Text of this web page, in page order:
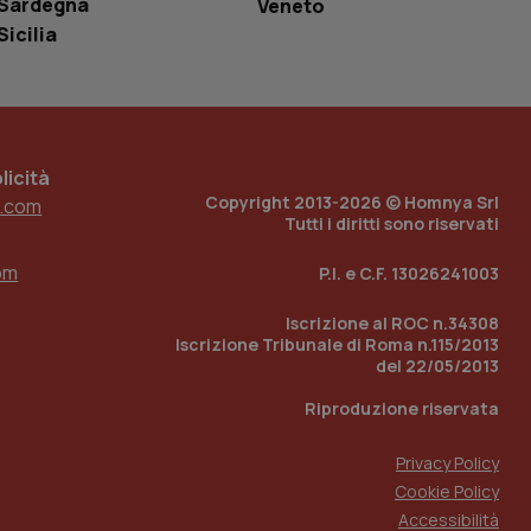
Veneto
Copyright 2013-2026 © Homnya Srl
Tutti i diritti sono riservati
P.I. e C.F. 13026241003
Iscrizione al ROC n.34308
Iscrizione Tribunale di Roma n.115/2013
del 22/05/2013
Riproduzione riservata
Privacy Policy
Cookie Policy
Accessibilità
traccia
la gestione
dell’esperienza
per abilitare il
con identity